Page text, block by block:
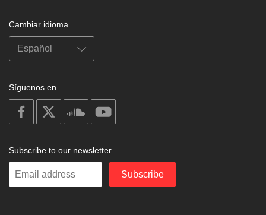
Cambiar idioma
Síguenos en
on
facebook
soundcloud
Subscribe to our newsletter
Enter
Subscribe